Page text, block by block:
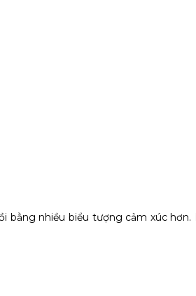
bằng nhiều biểu tượng cảm xúc hơn.